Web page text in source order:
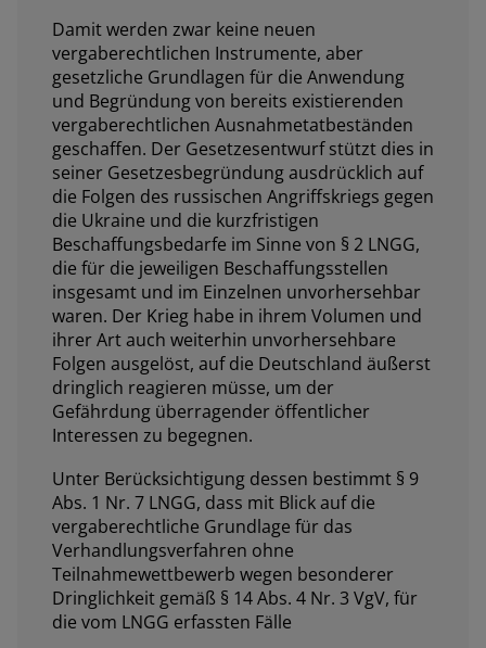
Damit werden zwar keine neuen
vergaberechtlichen Instrumente, aber
gesetzliche Grundlagen für die Anwendung
und Begründung von bereits existierenden
vergaberechtlichen Ausnahmetatbeständen
geschaffen. Der Gesetzesentwurf stützt dies in
seiner Gesetzesbegründung ausdrücklich auf
die Folgen des russischen Angriffskriegs gegen
die Ukraine und die kurzfristigen
Beschaffungsbedarfe im Sinne von § 2 LNGG,
die für die jeweiligen Beschaffungsstellen
insgesamt und im Einzelnen unvorhersehbar
waren. Der Krieg habe in ihrem Volumen und
ihrer Art auch weiterhin unvorhersehbare
Folgen ausgelöst, auf die Deutschland äußerst
dringlich reagieren müsse, um der
Gefährdung überragender öffentlicher
Interessen zu begegnen.
Unter Berücksichtigung dessen bestimmt § 9
Abs. 1 Nr. 7 LNGG, dass mit Blick auf die
vergaberechtliche Grundlage für das
Verhandlungsverfahren ohne
Teilnahmewettbewerb wegen besonderer
Dringlichkeit gemäß § 14 Abs. 4 Nr. 3 VgV, für
die vom LNGG erfassten Fälle